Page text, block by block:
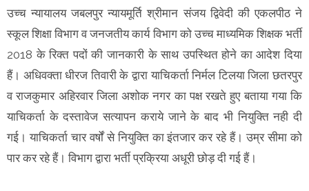
उच्च न्यायालय जबलपुर न्यायमूर्ति श्रीमान संजय द्विवेदी की एकलपीठ ने
स्कूल शिक्षा विभाग व जनजतीय कार्य विभाग को उच्च माध्यमिक शिक्षक भर्ती
2018 के रिक्त पदों की जानकारी के साथ उपस्थित होने का आदेश दिया
हैं। अधिवक्ता धीरज तिवारी के द्वारा याचिकर्ता निर्मल टिलया जिला छतरपुर
व राजकुमार अहिरवार जिला अशोक नगर का पक्ष रखते हुए बताया गया कि
याचिकर्ता के दस्तावेज सत्यापन कराये जाने के बाद भी नियुक्ति नही दी
गई। याचिकर्ता चार वर्षों से नियुक्ति का इंतजार कर रहे हैं। उम्र सीमा को
पार कर रहे हैं। विभाग द्वारा भर्ती प्रक्रिया अधूरी छोड़ दी गई हैं।